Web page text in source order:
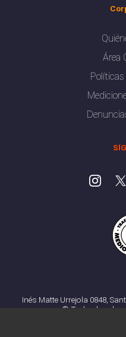
Área
Inés Matte Urrejola 0848,
© Todos los